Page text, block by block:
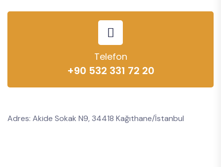
Telefon
+90 532 331 72 20
Adres: Akide Sokak N9, 34418 Kağıthane/İstanbul